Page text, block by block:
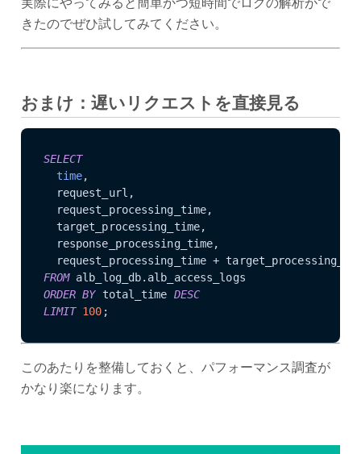
実際にやってみると簡単かつ短時間でログの解析がで
きたのでぜひ試してみてください。
おまけ：遅いリクエストを直接見る
SELECT
time,
  request_url,
  request_processing_time,
  target_processing_time,
  response_processing_time,
request_processing_time +
FROM
ORDER BY total_time DESC
LIMIT 100
このあたりを整備しておくと、パフォーマンス調査が
かなり楽になります。